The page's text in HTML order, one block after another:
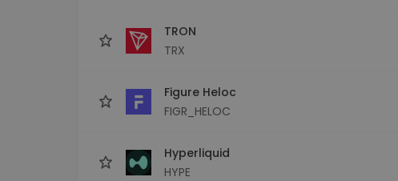
TRON
TRX
Figure Heloc
FIGR_HELOC
Hyperliquid
HYPE